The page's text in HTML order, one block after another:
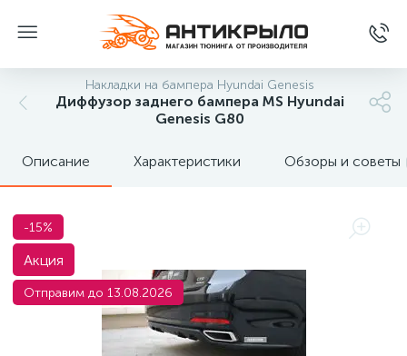
Накладки на бампера Hyundai Genesis
Диффузор заднего бампера MS Hyundai
Genesis G80
Описание Характеристики Обзоры и советы
-15%
Акция
Отправим до 13.08.2026